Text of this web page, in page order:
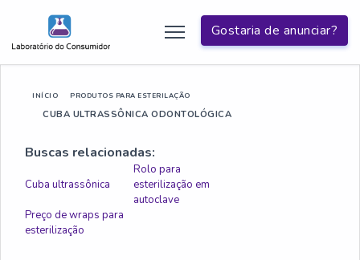
Gostaria de anunciar?
INÍCIO PRODUTOS PARA ESTERILAÇÃO
CUBA ULTRASSÔNICA ODONTOLÓGICA
Buscas relacionadas:
Cuba ultrassônica
Rolo para
esterilização em
autoclave
Preço de wraps para
esterilização